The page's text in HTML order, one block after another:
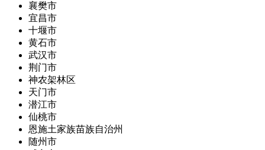
襄樊市
宜昌市
十堰市
黄石市
武汉市
荆门市
神农架林区
天门市
潜江市
仙桃市
恩施土家族苗族自治州
随州市